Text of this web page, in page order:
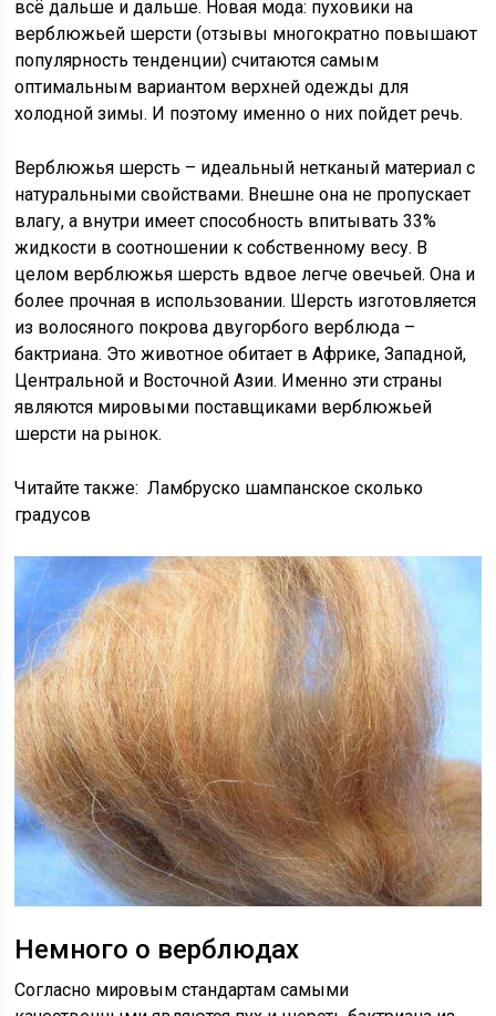
всё дальше и дальше. Новая мода: пуховики на
верблюжьей шерсти (отзывы многократно повышают
популярность тенденции) считаются самым
оптимальным вариантом верхней одежды для
холодной зимы. И поэтому именно о них пойдет речь.
Верблюжья шерсть – идеальный нетканый материал с
натуральными свойствами. Внешне она не пропускает
влагу, а внутри имеет способность впитывать 33%
жидкости в соотношении к собственному весу. В
целом верблюжья шерсть вдвое легче овечьей. Она и
более прочная в использовании. Шерсть изготовляется
из волосяного покрова двугорбого верблюда –
бактриана. Это животное обитает в Африке, Западной,
Центральной и Восточной Азии. Именно эти страны
являются мировыми поставщиками верблюжьей
шерсти на рынок.
Читайте также: Ламбруско шампанское сколько
градусов
Немного о верблюдах
Согласно мировым стандартам самыми